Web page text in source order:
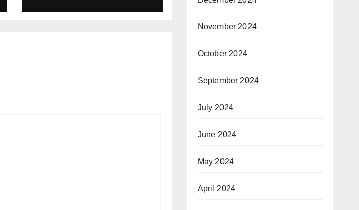
November 2024
October 2024
September 2024
July 2024
June 2024
May 2024
April 2024